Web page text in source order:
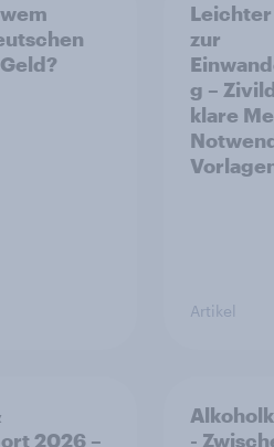
Leichter
zur
g –
klare
Artikel
2026 –
-